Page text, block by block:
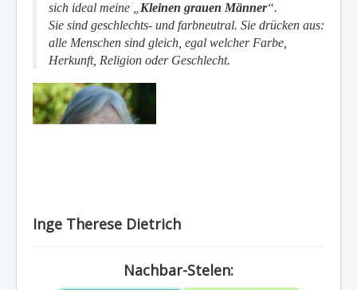
sich ideal meine „Kleinen grauen Männer“.
Sie sind geschlechts- und farbneutral. Sie drücken aus:
alle Menschen sind gleich, egal welcher Farbe,
Herkunft, Religion oder Geschlecht.
Inge Therese Dietrich
Nachbar-Stelen: